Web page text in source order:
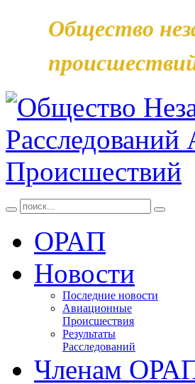
Общество
ОРАП
Новости
Последние новости
Авиационные
Происшествия
Результаты
Расследований
Членам